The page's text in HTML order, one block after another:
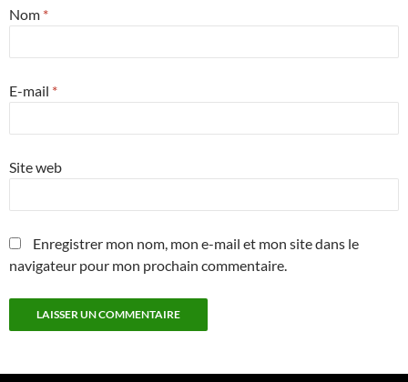
Nom *
E-mail *
Site web
Enregistrer mon nom, mon e-mail et mon site dans le
navigateur pour mon prochain commentaire.